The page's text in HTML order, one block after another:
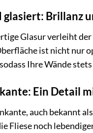
glasiert: Brillanz
Glasur verleiht
ist nicht nur
Ihre Wände
Ein Detail
auch bekannt
Fliese noch